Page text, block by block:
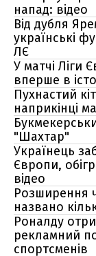
напад: відео
Від дубля
українські
ЛЄ
У матчі Ліги
вперше в
Пухнастий
наприкінці
"Шахтар"
Українець
Європи,
відео
Розширення
названо
Роналду
рекламний
спортсменів